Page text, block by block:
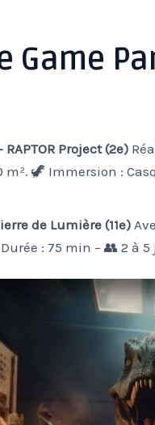
Game
Project (2e)
m². 🦖 Immersion :
de Lumière (11e)
: 75 min – 👥 2 à 5